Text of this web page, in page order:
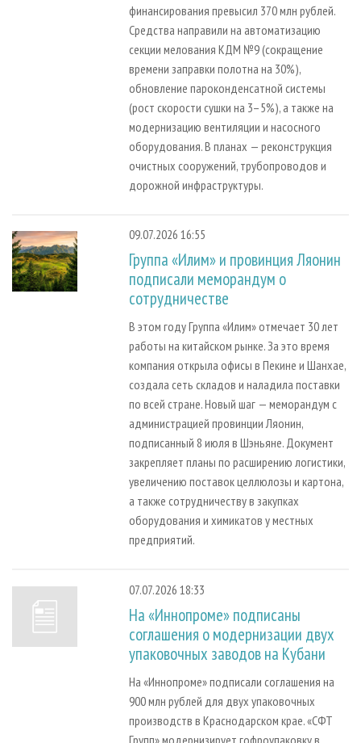
финансирования превысил 370 млн рублей.
Средства направили на автоматизацию
секции мелования КДМ №9 (сокращение
времени заправки полотна на 30%),
обновление пароконденсатной системы
(рост скорости сушки на 3–5%), а также на
модернизацию вентиляции и насосного
оборудования. В планах — реконструкция
очистных сооружений, трубопроводов и
дорожной инфраструктуры.
09.07.2026 16:55
Группа «Илим» и провинция Ляонин
подписали меморандум о
сотрудничестве
В этом году Группа «Илим» отмечает 30 лет
работы на китайском рынке. За это время
компания открыла офисы в Пекине и Шанхае,
создала сеть складов и наладила поставки
по всей стране. Новый шаг — меморандум с
администрацией провинции Ляонин,
подписанный 8 июля в Шэньяне. Документ
закрепляет планы по расширению логистики,
увеличению поставок целлюлозы и картона,
а также сотрудничеству в закупках
оборудования и химикатов у местных
предприятий.
07.07.2026 18:33
На «Иннопроме» подписаны
соглашения о модернизации двух
упаковочных заводов на Кубани
На «Иннопроме» подписали соглашения на
900 млн рублей для двух упаковочных
производств в Краснодарском крае. «СФТ
Групп» модернизирует гофроупаковку в